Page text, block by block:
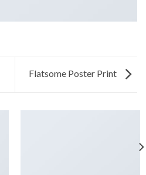
Flatsome Poster Print